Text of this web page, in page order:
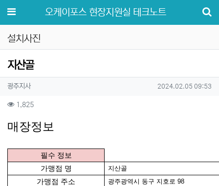
메뉴 오케이포스 현장지원실 테크노트
설치사진
지산골
작성자 정보
광주지사작성 작성일
2024.02.05 09:53
컨텐츠 정보
1,825조회
본문
매장정보
필수 정보
가맹점 명
지산골
가맹점 주소 광주광역시 동구 지호로 98